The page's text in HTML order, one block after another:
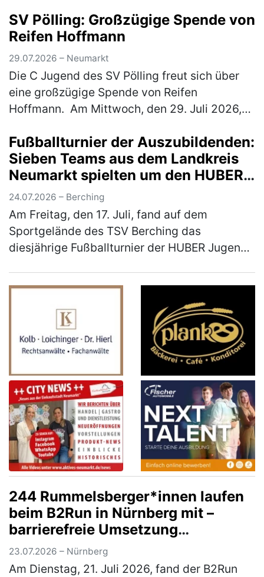
Christuskirche. Geschäftsführender Pfarrer
Mich…(mehr)
SV Pölling: Großzügige Spende von
Reifen Hoffmann
29.07.2026 – Neumarkt
Die C Jugend des SV Pölling freut sich über
eine großzügige Spende von Reifen
Hoffmann. Am Mittwoch, den 29. Juli 2026,
Mannschaft übergeben. Der SV Pölling
bedank…(mehr)
Fußballturnier der Auszubildenden:
Sieben Teams aus dem Landkreis
Neumarkt spielten um den HUBER
Azubi-Cup
24.07.2026 – Berching
Am Freitag, den 17. Juli, fand auf dem
Sportgelände des TSV Berching das
diesjährige Fußballturnier der HUBER Jugend-
244 Rummelsberger*innen laufen
beim B2Run in Nürnberg mit –
barrierefreie Umsetzung
ermöglichte Rollstuhlfahrer*innen
Teilnahme am Firmenlauf
23.07.2026 – Nürnberg
Am Dienstag, 21. Juli 2026, fand der B2Run